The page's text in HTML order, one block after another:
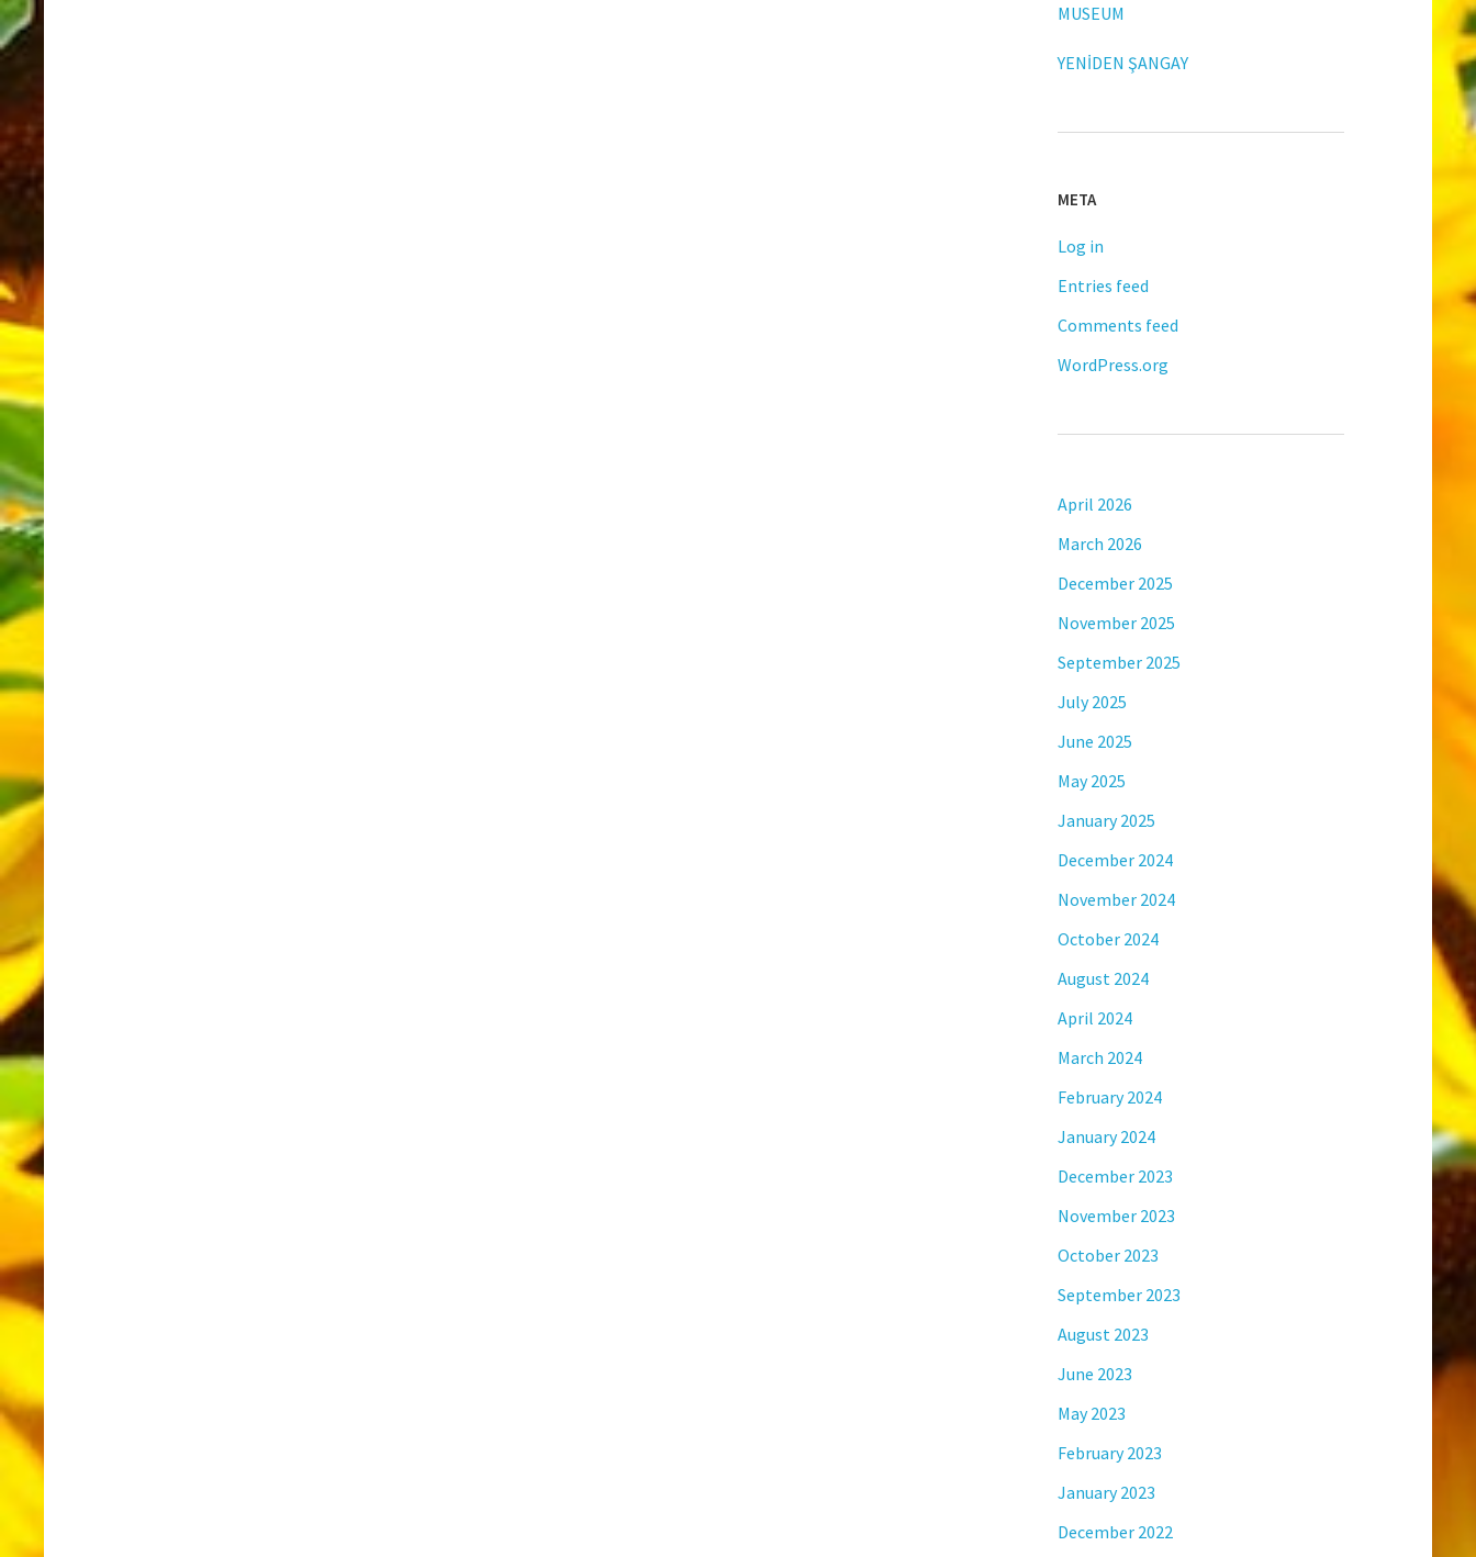
MUSEUM
YENİDEN ŞANGAY
META
Log in
Entries feed
Comments feed
WordPress.org
April 2026
March 2026
December 2025
November 2025
September 2025
July 2025
June 2025
May 2025
January 2025
December 2024
November 2024
October 2024
August 2024
April 2024
March 2024
February 2024
January 2024
December 2023
November 2023
October 2023
September 2023
August 2023
June 2023
May 2023
February 2023
January 2023
December 2022